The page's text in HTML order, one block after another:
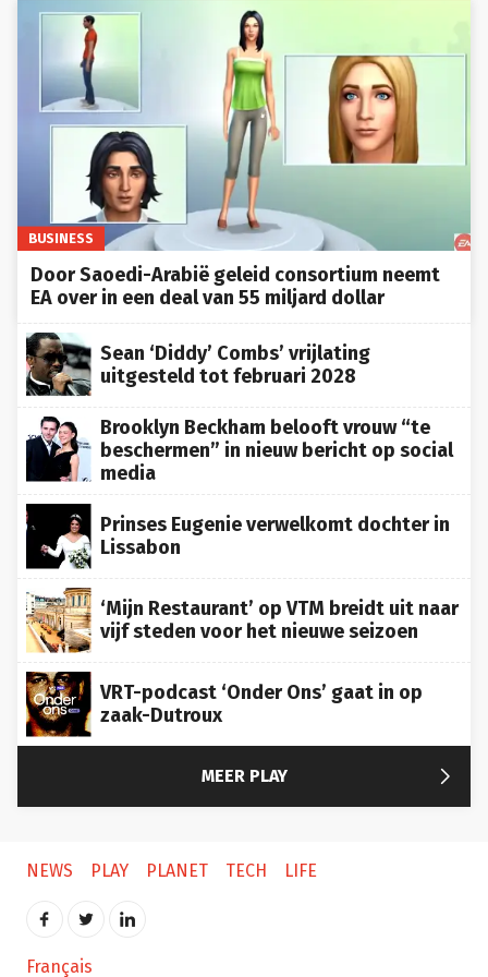
BUSINESS
Door Saoedi-Arabië geleid consortium neemt
EA over in een deal van 55 miljard dollar
Sean ‘Diddy’ Combs’ vrijlating
uitgesteld tot februari 2028
Brooklyn Beckham belooft vrouw “te
beschermen” in nieuw bericht op social
media
Prinses Eugenie verwelkomt dochter in
Lissabon
‘Mijn Restaurant’ op VTM breidt uit naar
vijf steden voor het nieuwe seizoen
VRT-podcast ‘Onder Ons’ gaat in op
zaak-Dutroux
MEER PLAY 
NEWS PLAY PLANET TECH LIFE
Français